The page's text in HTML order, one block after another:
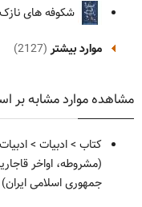
شکوفه های
موارد بیشتر (2127)
مشاهده موارد مشابه بر
کتاب >ادبیات >
(مشروطه، اواخر
جمهوری اسلامی ایران)